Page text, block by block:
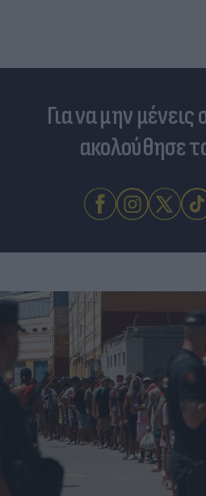
Για να μην μένεις
ακολούθησε